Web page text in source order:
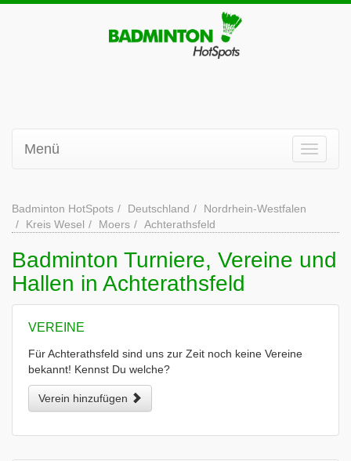
Menü
Badminton HotSpots Deutschland
Nordrhein-Westfalen
Kreis Wesel
Moers Achterathsfeld
Badminton Turniere, Vereine und
Hallen in Achterathsfeld
VEREINE
Für Achterathsfeld sind uns zur Zeit noch keine Vereine
bekannt! Kennst Du welche?
Verein hinzufügen